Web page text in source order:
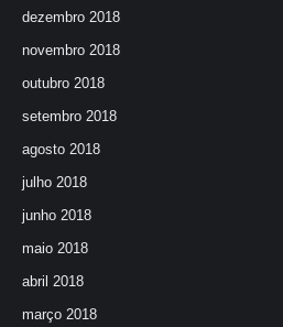
dezembro 2018
novembro 2018
outubro 2018
setembro 2018
agosto 2018
julho 2018
junho 2018
maio 2018
abril 2018
março 2018